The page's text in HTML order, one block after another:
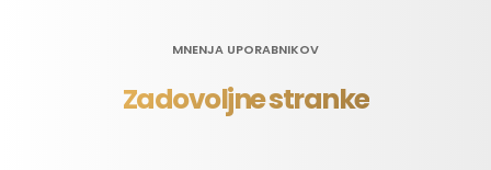
MNENJA UPORABNIKOV
Zadovoljne stranke